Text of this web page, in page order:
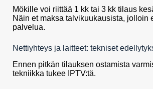
Mökille voi riittää 1 kk tai 3 kk tilaus
Näin et maksa talvikuukausista, jolloin
palvelua.
Nettiyhteys ja laitteet: tekniset
Ennen pitkän tilauksen ostamista
tekniikka tukee IPTV:tä.